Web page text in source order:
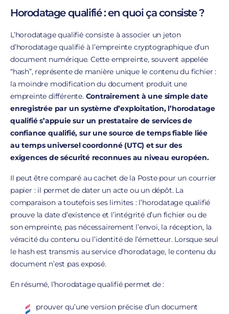
Horodatage qualifié : en quoi ça consiste ?
L’horodatage qualifié consiste à associer un jeton
d’horodatage qualifié à l’empreinte cryptographique d’un
document numérique. Cette empreinte, souvent appelée
“hash”, représente de manière unique le contenu du fichier :
la moindre modification du document produit une
empreinte différente.Contrairement à une simple date
enregistrée par un système d’exploitation, l’horodatage
qualifié s’appuie sur un prestataire de services de
confiance qualifié, sur une source de temps fiable liée
au temps universel coordonné (UTC) et sur des
exigences de sécurité reconnues au niveau européen.
Il peut être comparé au cachet de la Poste pour un courrier
papier : il permet de dater un acte ou un dépôt. La
comparaison a toutefois ses limites : l’horodatage qualifié
prouve la date d’existence et l’intégrité d’un fichier ou de
son empreinte, pas nécessairement l’envoi, la réception, la
véracité du contenu ou l’identité de l’émetteur. Lorsque seul
le hash est transmis au service d’horodatage, le contenu du
document n’est pas exposé.
En résumé, l’horodatage qualifié permet de :
prouver qu’une version précise d’un document